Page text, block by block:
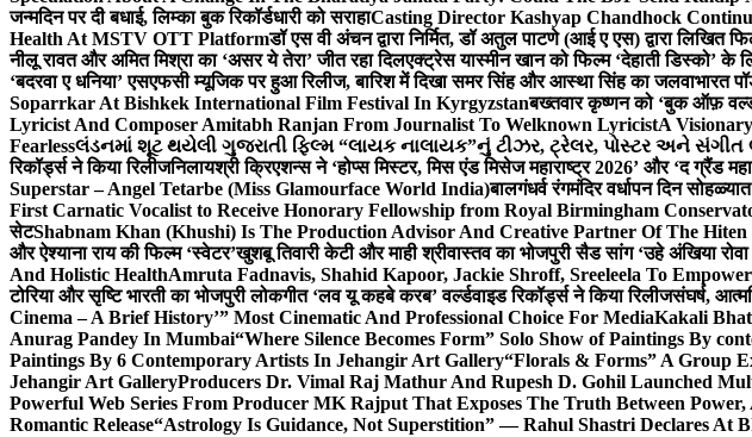
जन्मदिन पर दी बधाई, लिम्का बुक रिकॉर्डधारी को सराहाCasting Director Kashyap Chandhock
Health At MSTV OTT Platformडॉ एस वी अंचन द्वारा निर्मित, डॉ अतुल पाटणे (आई ए एस) द्वारा
नीलू रावत और अमित मिश्रा का ‘असर ये तेरा’ जीत रहा दिलएक्ट्रेस यास्मीन खान को फिल्म ‘देहाती डिस्को’ के
‘बदरवा ए धनिया’ एसएफसी म्यूजिक पर हुआ रिलीज, बारिश में दिखा समर सिंह और आस्था सिंह का जलवाभारत
Soparrkar At Bishkek International Film Festival In Kyrgyzstanबख्तवार कृष्णन को ‘बुक ऑफ़
Lyricist And Composer Amitabh Ranjan From Journalist To Welknown LyricistA
Fearlessલંડનમાં શૂટ થયેલી ગુજરાતી ફિલ્મ “લાયક નાલાયક”નું ટીઝર, ટ્રેલર, પોસ્ટર અને સંગીત
रिकॉर्ड्स ने किया रिलीजनिलायश्री क्रिएशन्स ने ‘होप्स मिस्टर, मिस एंड मिसेज महाराष्ट्र 2026’ और ‘द ग्रैंड
Superstar – Angel Tetarbe (Miss Glamourface World India)बालगंधर्व रंगमंदिर वर्धापन दिन
First Carnatic Vocalist to Receive Honorary Fellowship from Royal Birmingham
सेटShabnam Khan (Khushi) Is The Production Advisor And Creative Partner Of The
और ऐश्याना राय की फिल्म ‘स्वेटर’खुशबू तिवारी केटी और माही श्रीवास्तव का भोजपुरी सैड सांग ‘उहे अंखिया रोवा
And Holistic HealthAmruta Fadnavis, Shahid Kapoor, Jackie Shroff, Sreeleela To
टोरिया और सृष्टि भारती का भोजपुरी लोकगीत ‘लव यू कहबे करब’ वर्ल्डवाइड रिकॉर्ड्स ने किया रिलीजसंघर्ष,
Cinema – A Brief History’” Most Cinematic And Professional Choice For MediaKakali
Anurag Pandey In Mumbai“Where Silence Becomes Form” Solo Show of Paintings By
Paintings By 6 Contemporary Artists In Jehangir Art Gallery“Florals & Forms” A Group
Jehangir Art GalleryProducers Dr. Vimal Raj Mathur And Rupesh D. Gohil Launched
Powerful Web Series From Producer MK Rajput That Exposes The Truth Between
Romantic Release“Astrology Is Guidance, Not Superstition” — Rahul Shastri Declares At